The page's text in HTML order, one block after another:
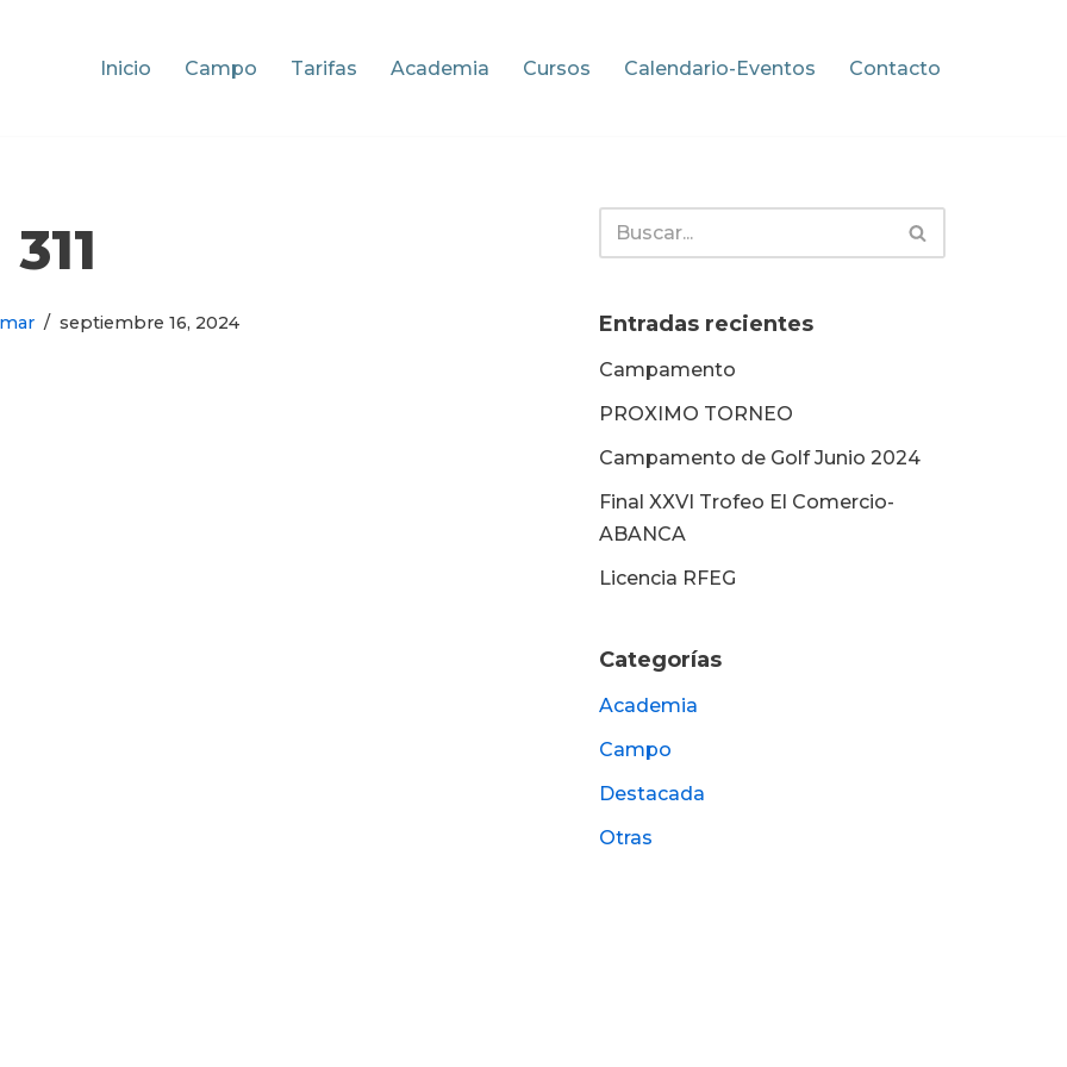
Inicio Campo Tarifas Academia Cursos Calendario-Eventos Contacto
311
septiembre 16, 2024 Entradas recientes
Campamento
PROXIMO TORNEO
Campamento de Golf Junio 2024
Final XXVI Trofeo El Comercio-
ABANCA
Licencia RFEG
Categorías
Academia
Campo
Destacada
Otras